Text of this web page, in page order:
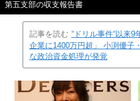
第五支部の収支報告書
記事を読む “ドリル事件“以来
企業に1400万円超」 小渕優子
な政治資金処理が発覚